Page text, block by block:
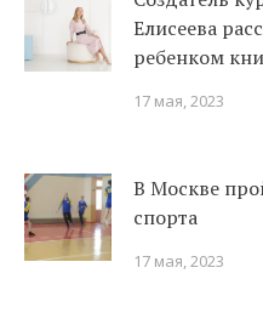
Елисеева
ребенком
17 мая, 2023
В Москве
спорта
17 мая, 2023